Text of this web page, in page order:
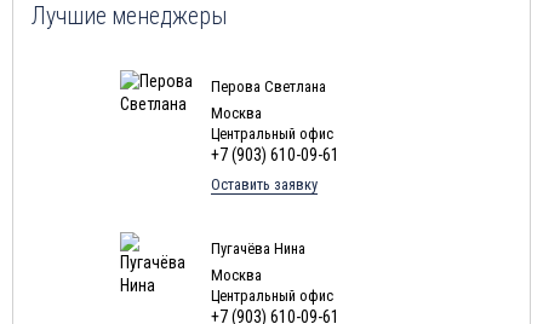
Лучшие менеджеры
Перова Светлана
Москва
Центральный офис
+7 (903) 610-09-61
Оставить заявку
Пугачёва Нина
Москва
Центральный офис
+7 (903) 610-09-61